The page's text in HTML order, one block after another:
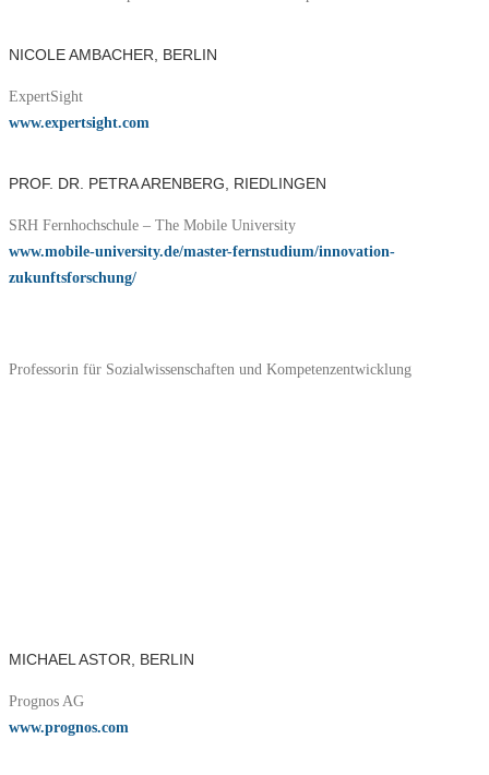
NICOLE AMBACHER, BERLIN
ExpertSight
www.expertsight.com
PROF. DR. PETRA ARENBERG, RIEDLINGEN
SRH Fernhochschule – The Mobile University
www.mobile-university.de/master-fernstudium/innovation-
zukunftsforschung/
Professorin für Sozialwissenschaften und Kompetenzentwicklung
MICHAEL ASTOR, BERLIN
Prognos AG
www.prognos.com